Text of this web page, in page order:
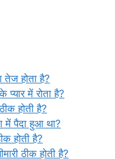
तेज होता है?
प्यार में रोता है?
होती है?
में पैदा हुआ था?
होती है?
ठीक होती है?